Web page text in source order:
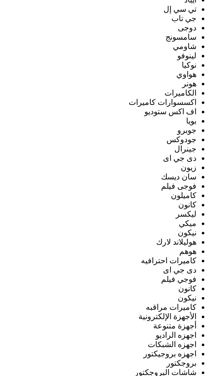
تي سي إل
جي تاب
دوجى
سامسونج
شاومي
لينوفو
نوكيا
هواوي
هونر
الكاميرات
اكسسوارات كاميرات
اف اكس ستوديو
بويا
جوبرو
جودوكس
جينرال
دى جي اى
زيون
سان ديسك
فوجى فيلم
كاميلون
كانون
ليكسر
ميكي
نيكون
هوليلاند لارك
هوهم
كاميرات احترافيه
دى جي اى
فوجي فيلم
كانون
نيكون
كاميرات مراقبه
الأجهزة الإلكترونية
أجهزة متنوعة
اجهزه الراديو
اجهزه الشبكات
اجهزه بروجيكتور
بروجكتور
شاشات البروجكتور